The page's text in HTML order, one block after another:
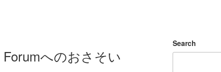
へのおさそい
Search